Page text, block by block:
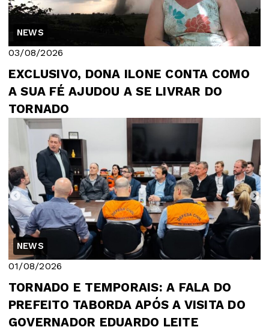
NEWS
03/08/2026
EXCLUSIVO, DONA ILONE CONTA COMO
A SUA FÉ AJUDOU A SE LIVRAR DO
TORNADO
NEWS
01/08/2026
TORNADO E TEMPORAIS: A FALA DO
PREFEITO TABORDA APÓS A VISITA DO
GOVERNADOR EDUARDO LEITE